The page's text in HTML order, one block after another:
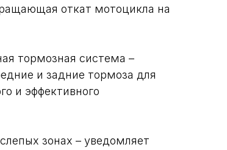
откат мотоцикла на
тормозная система –
и задние тормоза для
и эффективного
зонах – уведомляет